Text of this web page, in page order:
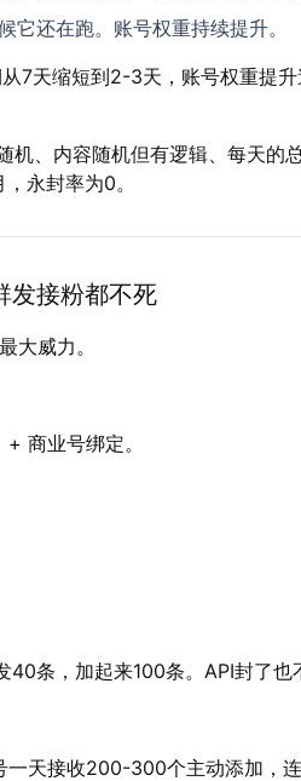
它还在跑。账号权重持续提升。
7天缩短到2-3天，账号权重提升
、内容随机但有逻辑、每天的
永封率为0。
发接粉都不死
大威力。
商业号绑定。
条，加起来100条。API封了也
天接收200-300个主动添加，连